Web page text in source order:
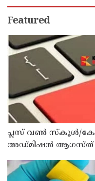
Featured
പ്ലസ് വൺ സ്‌കൂൾ/
അഡ്മിഷൻ ആഗസ്ത്